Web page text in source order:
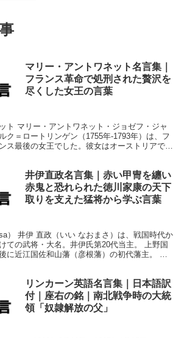
マリー・アントワネット名言集｜
フランス革命で処刑された贅沢を
尽くした女王の言葉
ト マリー・アントワネット・ジョゼフ・ジャ
ク＝ロートリンゲン（1755年-1793年）は、フ
ス最後の女王でした。彼女はオーストリアで生
井伊直政名言集｜赤い甲冑を纏い
赤鬼と恐れられた徳川家康の天下
取りを支えた猛将から学ぶ言葉
） 井伊 直政（いい なおまさ）は、戦国時代か
ての武将・大名。井伊氏第20代当主。 上野国
に近江国佐和山藩（彦根藩）の初代藩主。 徳
リンカーン英語名言集｜日本語訳
付｜座右の銘｜南北戦争時の大統
領「奴隷解放の父」